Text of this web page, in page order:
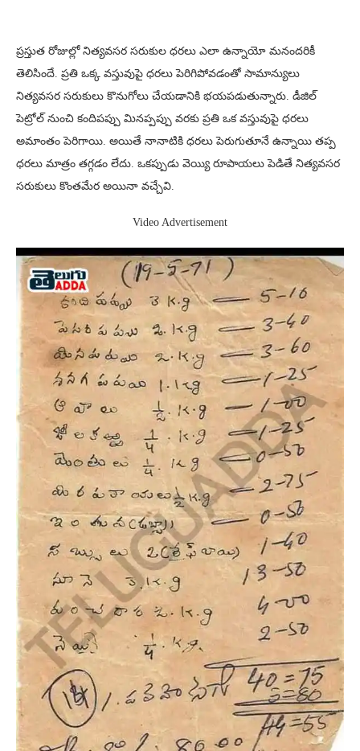
ప్రస్తుత రోజుల్లో నిత్యవసర సరుకుల ధరలు ఎలా ఉన్నాయో మనందరికీ
తెలిసిందే. ప్రతి ఒక్క వస్తువుపై ధరలు పెరిగిపోవడంతో సామాన్యులు
నిత్యవసర సరుకులు కొనుగోలు చేయడానికి భయపడుతున్నారు. డీజిల్
పెట్రోల్ నుంచి కందిపప్పు మినప్పప్పు వరకు ప్రతి ఒక వస్తువుపై ధరలు
అమాంతం పెరిగాయి. అయితే నానాటికి ధరలు పెరుగుతూనే ఉన్నాయి తప్ప
ధరలు మాత్రం తగ్గడం లేదు. ఒకప్పుడు వెయ్యి రూపాయలు పెడితే నిత్యవసర
సరుకులు కొంతమేర అయినా వచ్చేవి.
Video Advertisement